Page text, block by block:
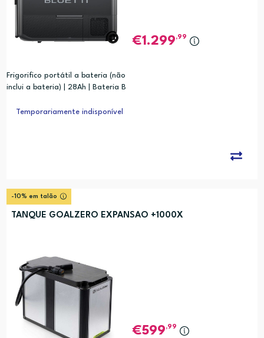
Frigorifico portátil a bateria (não
inclui a bateria) | 28Ah | Bateria B
1.299,99
Temporariamente indisponível
-10% em talão
TANQUE GOALZERO EXPANSAO +1000X
599,99